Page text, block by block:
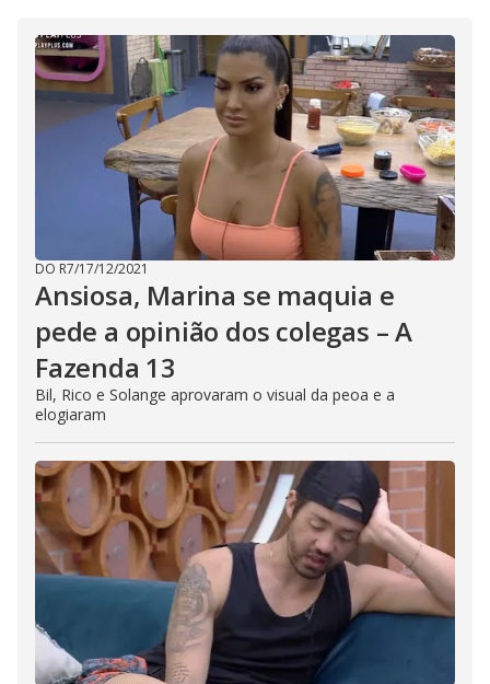
o
DO R7/17/12/2021
Ansiosa, Marina se maquia e
pede a opinião dos colegas – A
Fazenda 13
Bil, Rico e Solange aprovaram o visual da peoa e a
elogiaram